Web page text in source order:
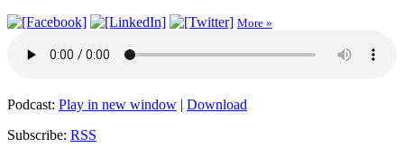
More »
Podcast: Play in new window | Download
Subscribe: RSS